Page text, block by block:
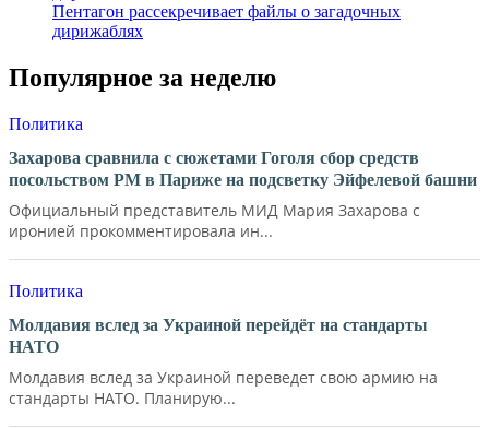
Пентагон рассекречивает файлы о загадочных
дирижаблях
Популярное за неделю
Политика
Захарова сравнила с сюжетами Гоголя сбор средств
посольством РМ в Париже на подсветку Эйфелевой башни
Официальный представитель МИД Мария Захарова с
иронией прокомментировала ин...
Политика
Молдавия вслед за Украиной перейдёт на стандарты
НАТО
Молдавия вслед за Украиной переведет свою армию на
стандарты НАТО. Планирую...